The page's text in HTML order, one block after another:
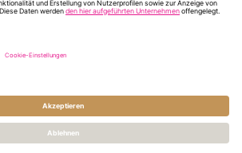
Impressum